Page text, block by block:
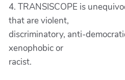
4. TRANSISCOPE is
that are violent,
discriminatory, anti-
xenophobic or
racist.